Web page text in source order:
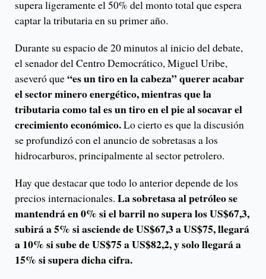
supera ligeramente el 50% del monto total que espera
captar la tributaria en su primer año.
Durante su espacio de 20 minutos al inicio del debate,
el senador del Centro Democrático, Miguel Uribe,
aseveró que“es un tiro en la cabeza” querer acabar
el sector minero energético, mientras que la
tributaria como tal es un tiro en el pie al socavar el
crecimiento económico.Lo cierto es que la discusión
se profundizó con el anuncio de sobretasas a los
hidrocarburos, principalmente al sector petrolero.
Hay que destacar que todo lo anterior depende de los
precios internacionales. La sobretasa al petróleo se
mantendrá en 0% si el barril no supera los US$67,3,
subirá a 5% si asciende de US$67,3 a US$75, llegará
a 10% si sube de US$75 a US$82,2, y solo llegará a
15% si supera dicha cifra.